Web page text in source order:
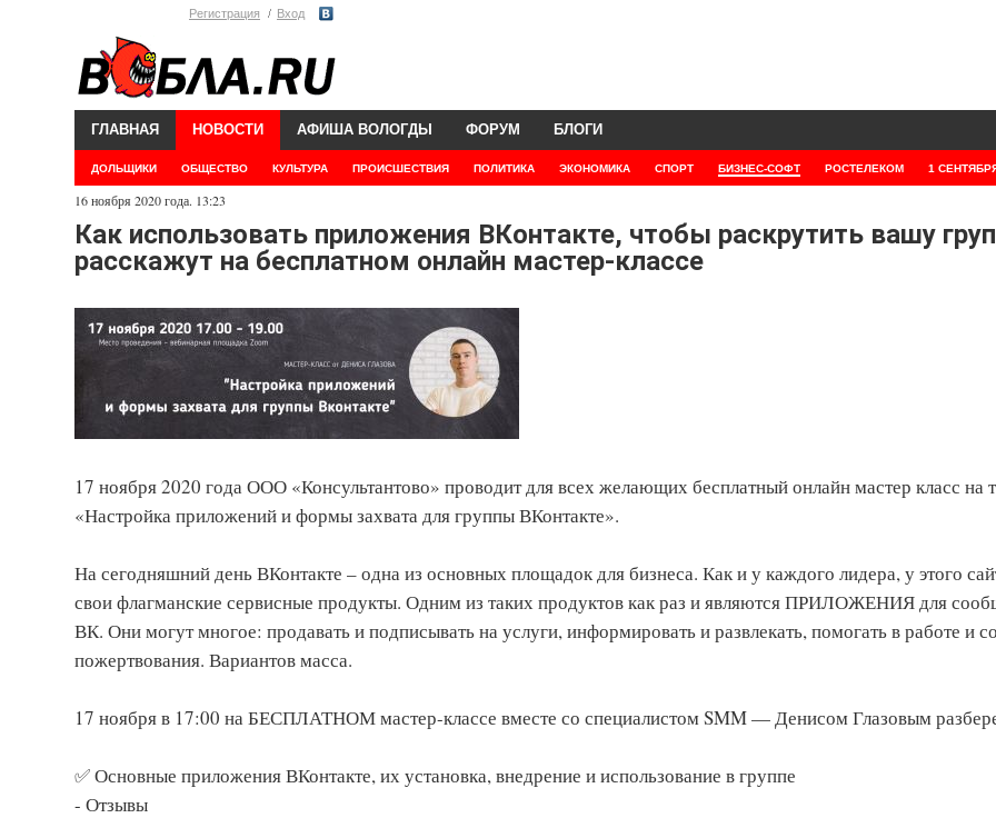
Регистрация Вход
ГЛАВНАЯ НОВОСТИ
ДОЛЬЩИКИ ОБЩЕСТВО КУЛЬТУРА ПРОИСШЕСТВИЯ ПОЛИТИКА ЭКОНОМИКА СПОРТ БИЗНЕС-СОФТ РОСТЕЛЕКОМ 1
АФИША ВОЛОГДЫ ФОРУМ БЛОГИ
16 ноября 2020 года. 13:23
Как использовать приложения ВКонтакте, чтобы раскрутить вашу
расскажут на бесплатном онлайн мастер-классе
17 ноября 2020 года ООО «Консультантово» проводит для всех желающих бесплатный онлайн мастер класс на
«Настройка приложений и формы захвата для группы ВКонтакте».
На сегодняшний день ВКонтакте – одна из основных площадок для бизнеса. Как и у каждого лидера, у этого
свои флагманские сервисные продукты. Одним из таких продуктов как раз и являются ПРИЛОЖЕНИЯ для
ВК. Они могут многое: продавать и подписывать на услуги, информировать и развлекать, помогать в работе и
пожертвования. Вариантов масса.
17 ноября в 17:00 на БЕСПЛАТНОМ мастер-классе вместе со специалистом SMM — Денисом Глазовым
✅ Основные приложения ВКонтакте, их установка, внедрение и использование в группе
- Отзывы